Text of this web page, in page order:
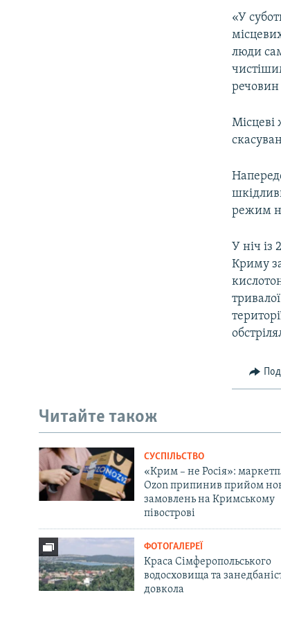
«У
люди
речовин
Місцеві
режим
У ніч із
Криму
Читайте також
СУСПІЛЬСТВО
«Крим – не Росія»:
Ozon припинив прийом
замовлень на Кримському
півострові
ФОТОГАЛЕРЕЇ
Краса Сімферопольського
водосховища та
довкола